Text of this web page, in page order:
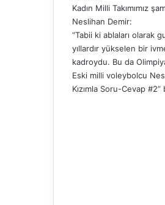
Kadın Milli Takımımız
Neslihan Demir:
“Tabii ki ablaları olarak
yıllardır yükselen bir
kadroydu. Bu da
Eski milli voleybolcu
Kızımla Soru-Cevap